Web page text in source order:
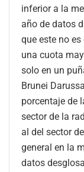
inferior a la
año de datos
que este no
una cuota
solo en un
Brunei
porcentaje de
sector de la
al del sector
general en la
datos